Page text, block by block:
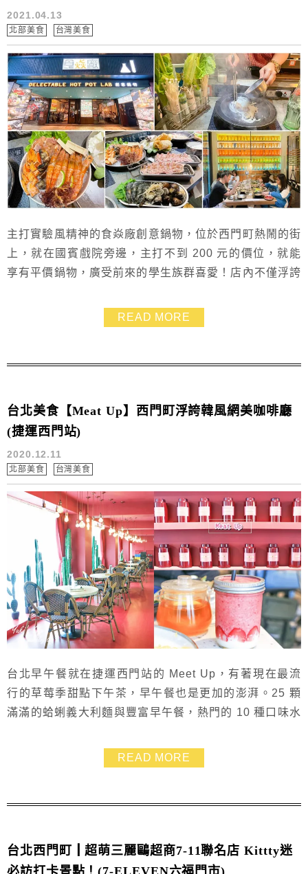
2021.04.13
北部美食 台灣美食
主打實驗風精神的食焱廠創意鍋物，位於西門町熱鬧的街
上，就在國賓戲院旁邊，主打不到 200 元的價位，就能
享有平價鍋物，廣受前來的學生族群喜愛！店內不僅浮誇
READ MORE
台北美食【Meat Up】西門町浮誇韓風網美咖啡廳
(捷運西門站)
2020.12.11
北部美食 台灣美食
台北早午餐就在捷運西門站的 Meet Up，有著現在最流
行的草莓季甜點下午茶，早午餐也是更加的澎湃。25 顆
滿滿的蛤蜊義大利麵與豐富早午餐，熱門的 10 種口味水
美最愛的拍照牆面，連平日預約都是滿滿滿，到底 Meet
Up 裡面有什麼好料？又有什麼推薦的菜色呢？
READ MORE
台北西門町┃超萌三麗鷗超商7-11聯名店 Kittty迷